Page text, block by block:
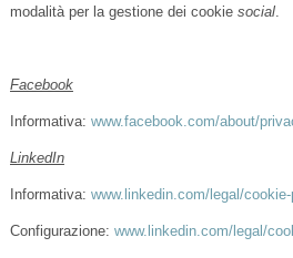
modalità per la gestione dei cookie social.
Facebook
Informativa: www.facebook.com/about/
LinkedIn
Informativa: www.linkedin.com/legal/
Configurazione: www.linkedin.com/legal/